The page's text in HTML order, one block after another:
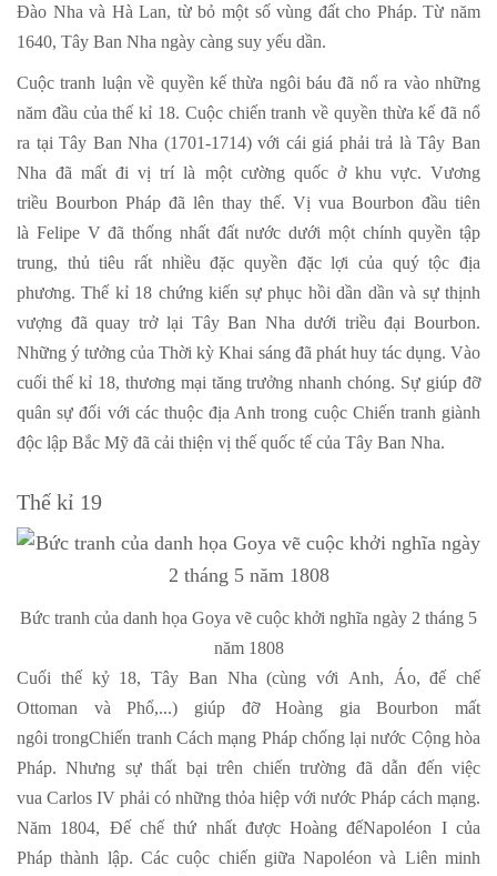
Đào Nha và Hà Lan, từ bỏ một số vùng đất cho Pháp. Từ năm
1640, Tây Ban Nha ngày càng suy yếu dần.
Cuộc tranh luận về quyền kế thừa ngôi báu đã nổ ra vào những
năm đầu của thế kỉ 18. Cuộc chiến tranh về quyền thừa kế đã nổ
ra tại Tây Ban Nha (1701-1714) với cái giá phải trả là Tây Ban
Nha đã mất đi vị trí là một cường quốc ở khu vực. Vương
triều Bourbon Pháp đã lên thay thế. Vị vua Bourbon đầu tiên
là Felipe V đã thống nhất đất nước dưới một chính quyền tập
trung, thủ tiêu rất nhiều đặc quyền đặc lợi của quý tộc địa
phương. Thế kỉ 18 chứng kiến sự phục hồi dần dần và sự thịnh
vượng đã quay trở lại Tây Ban Nha dưới triều đại Bourbon.
Những ý tưởng của Thời kỳ Khai sáng đã phát huy tác dụng. Vào
cuối thế kỉ 18, thương mại tăng trưởng nhanh chóng. Sự giúp đỡ
quân sự đối với các thuộc địa Anh trong cuộc Chiến tranh giành
độc lập Bắc Mỹ đã cải thiện vị thế quốc tế của Tây Ban Nha.
Thế kỉ 19
Bức tranh của danh họa Goya vẽ cuộc khởi nghĩa ngày 2 tháng 5
năm 1808
Cuối thế kỷ 18, Tây Ban Nha (cùng với Anh, Áo, đế chế
Ottoman và Phổ,...) giúp đỡ Hoàng gia Bourbon mất
ngôi trongChiến tranh Cách mạng Pháp chống lại nước Cộng hòa
Pháp. Nhưng sự thất bại trên chiến trường đã dẫn đến việc
vua Carlos IV phải có những thỏa hiệp với nước Pháp cách mạng.
Năm 1804, Đế chế thứ nhất được Hoàng đếNapoléon I của
Pháp thành lập. Các cuộc chiến giữa Napoléon và Liên minh